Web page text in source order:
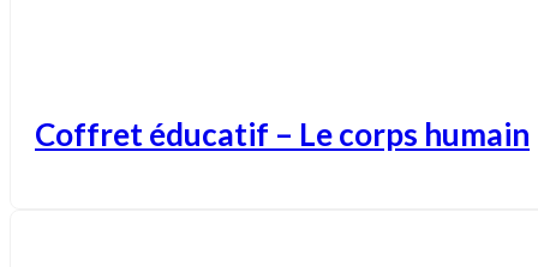
Coffret éducatif – Le corps humain